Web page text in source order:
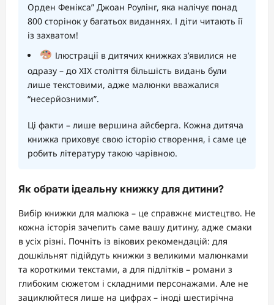
Орден Фенікса” Джоан Роулінг, яка налічує понад
800 сторінок у багатьох виданнях. І діти читають її
із захватом!
Ілюстрації в дитячих книжках з’явилися не
одразу – до XIX століття більшість видань були
лише текстовими, адже малюнки вважалися
“несерйозними”.
Ці факти – лише вершина айсберга. Кожна дитяча
книжка приховує свою історію створення, і саме це
робить літературу такою чарівною.
Як обрати ідеальну книжку для дитини?
Вибір книжки для малюка – це справжнє мистецтво. Не
кожна історія зачепить саме вашу дитину, адже смаки
в усіх різні. Почніть із вікових рекомендацій: для
дошкільнят підійдуть книжки з великими малюнками
та короткими текстами, а для підлітків – романи з
глибоким сюжетом і складними персонажами. Але не
зациклюйтеся лише на цифрах – іноді шестирічна